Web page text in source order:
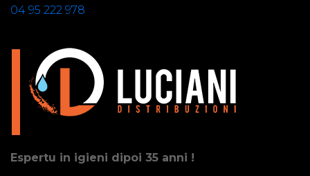
Espertu in igieni dipoi 35 anni !
04 95 222 978